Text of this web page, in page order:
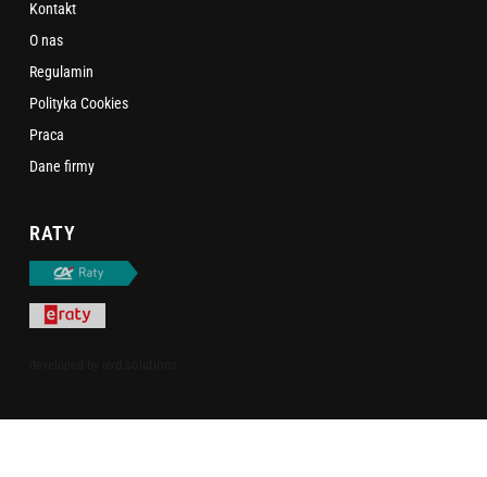
Kontakt
O nas
Regulamin
Polityka Cookies
Praca
Dane firmy
RATY